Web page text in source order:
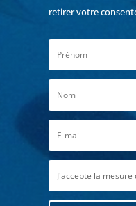
retirer votre